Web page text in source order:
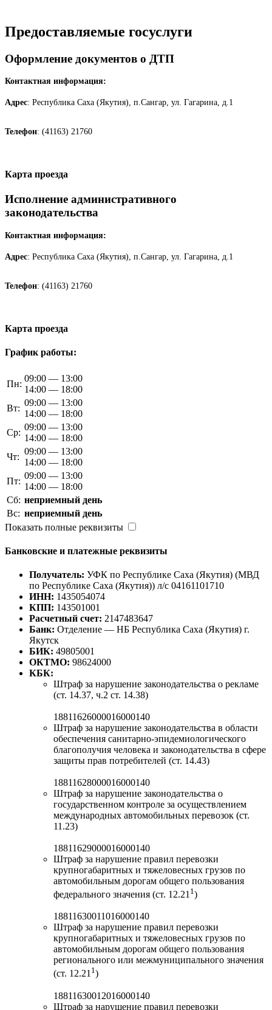
Предоставляемые госуслуги
Оформление документов о ДТП
Контактная информация:
Адрес: Республика Саха (Якутия), п.Сангар, ул. Гагарина, д.1
Телефон: (41163) 21760
Карта проезда
Исполнение административного
законодательства
Контактная информация:
Адрес: Республика Саха (Якутия), п.Сангар, ул. Гагарина, д.1
Телефон: (41163) 21760
Карта проезда
График работы:
Пн:
09:00 — 13:00
14:00 — 18:00
Вт:
09:00 — 13:00
14:00 — 18:00
Ср:
09:00 — 13:00
14:00 — 18:00
Чт:
09:00 — 13:00
14:00 — 18:00
Пт:
09:00 — 13:00
14:00 — 18:00
Сб: неприемный день
Вс: неприемный день
Показать полные реквизиты
Банковские и платежные реквизиты
Получатель: УФК по Республике Саха (Якутия) (МВД
по Республике Саха (Якутия)) л/с 04161101710
ИНН: 1435054074
КПП: 143501001
Расчетный счет: 2147483647
Банк: Отделение — НБ Республика Саха (Якутия) г.
Якутск
БИК: 49805001
ОКТМО: 98624000
КБК:
Штраф за нарушение законодательства о рекламе
(ст. 14.37, ч.2 ст. 14.38)
18811626000016000140
Штраф за нарушение законодательства в области
обеспечения санитарно-эпидемиологического
благополучия человека и законодательства в сфере
защиты прав потребителей (ст. 14.43)
18811628000016000140
Штраф за нарушение законодательства о
государственном контроле за осуществлением
международных автомобильных перевозок (ст.
11.23)
18811629000016000140
Штраф за нарушение правил перевозки
крупногабаритных и тяжеловесных грузов по
автомобильным дорогам общего пользования
федерального значения (ст. 12.211)
18811630011016000140
Штраф за нарушение правил перевозки
крупногабаритных и тяжеловесных грузов по
автомобильным дорогам общего пользования
регионального или межмуниципального значения
(ст. 12.211)
18811630012016000140
Штраф за нарушение правил перевозки